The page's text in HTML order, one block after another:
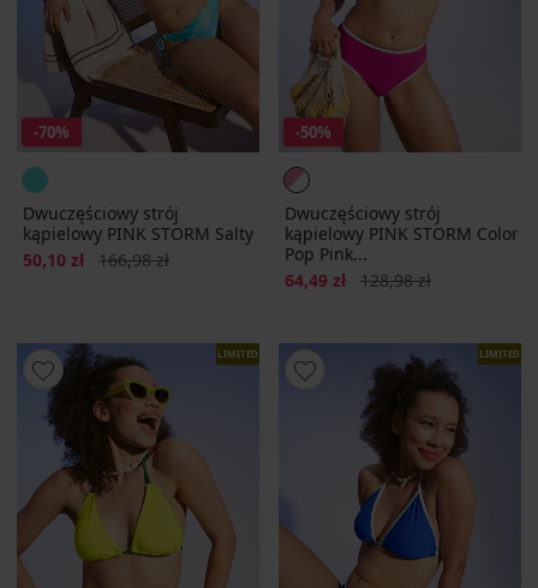
-70%
Dwuczęściowy strój
kąpielowy PINK STORM Salty
Zniżka
50,10 zł Pierwotna cena
166,98 zł
-50%
Dwuczęściowy strój
kąpielowy PINK STORM Color
Pop Pink...
Zniżka
64,49 zł Pierwotna cena
128,98 zł
LIMITED LIMITED